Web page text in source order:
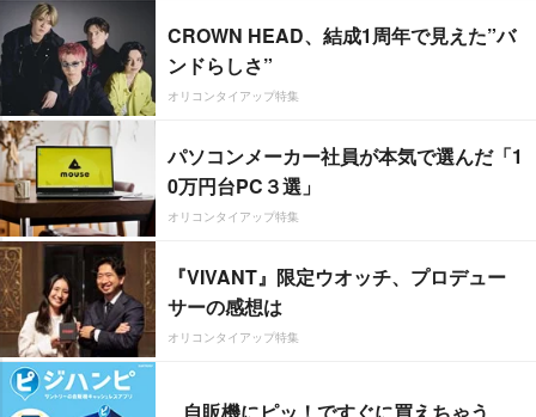
CROWN HEAD、結成1周年で見えた”バ
ンドらしさ”
オリコンタイアップ特集
パソコンメーカー社員が本気で選んだ「1
0万円台PC３選」
オリコンタイアップ特集
『VIVANT』限定ウオッチ、プロデュー
サーの感想は
オリコンタイアップ特集
自販機にピッ！ですぐに買えちゃう